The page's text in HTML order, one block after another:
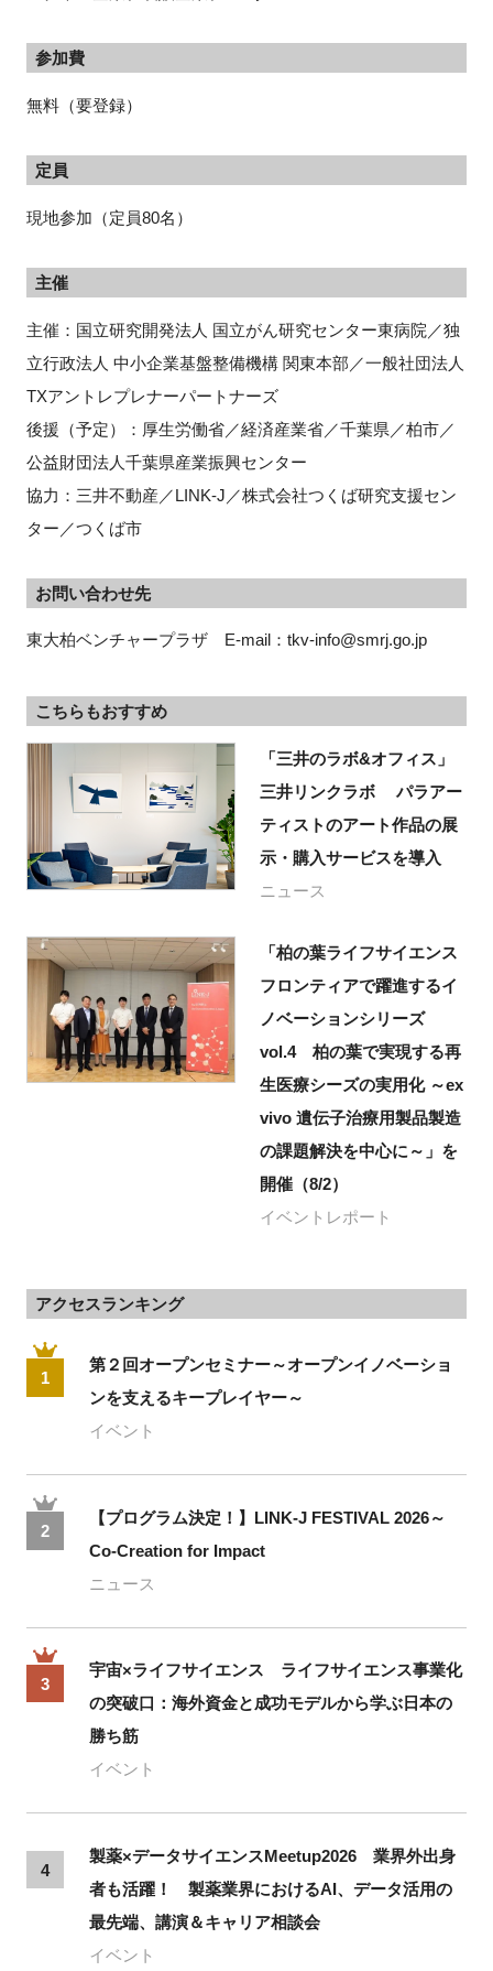
参加費
無料（要登録）
定員
現地参加（定員80名）
主催
主催：国立研究開発法人 国立がん研究センター東病院／独
立行政法人 中小企業基盤整備機構 関東本部／一般社団法人
TXアントレプレナーパートナーズ
後援（予定）：厚生労働省／経済産業省／千葉県／柏市／
公益財団法人千葉県産業振興センター
協力：三井不動産／LINK-J／株式会社つくば研究支援セン
ター／つくば市
お問い合わせ先
東大柏ベンチャープラザ　E-mail：tkv-info@smrj.go.jp
こちらもおすすめ
「三井のラボ&オフィス」
三井リンクラボ パラアー
ティストのアート作品の展
示・購入サービスを導入
ニュース
「柏の葉ライフサイエンス
フロンティアで躍進するイ
ノベーションシリーズ
vol.4 柏の葉で実現する再
生医療シーズの実用化 ～ex
vivo 遺伝子治療用製品製造
の課題解決を中心に～」を
開催（8/2）
イベントレポート
アクセスランキング
1
第２回オープンセミナー～オープンイノベーショ
ンを支えるキープレイヤー～
イベント
2
【プログラム決定！】LINK-J FESTIVAL 2026～
Co-Creation for Impact
ニュース
3
宇宙×ライフサイエンス ライフサイエンス事業化
の突破口：海外資金と成功モデルから学ぶ日本の
勝ち筋
イベント
4
製薬×データサイエンスMeetup2026 業界外出身
者も活躍！ 製薬業界におけるAI、データ活用の
最先端、講演＆キャリア相談会
イベント